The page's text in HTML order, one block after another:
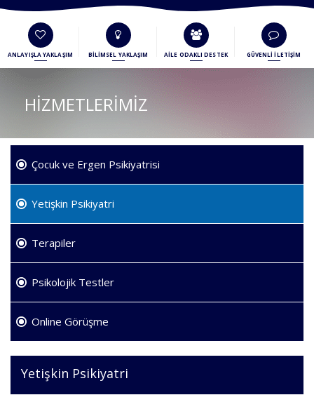
ANLAYIŞLA YAKLAŞIM BİLİMSEL YAKLAŞIM AİLE ODAKLI DESTEK GÜVENLİ İLETİŞİM
HİZMETLERİMİZ
Çocuk ve Ergen Psikiyatrisi
Yetişkin Psikiyatri
Terapiler
Psikolojik Testler
Online Görüşme
Yetişkin Psikiyatri